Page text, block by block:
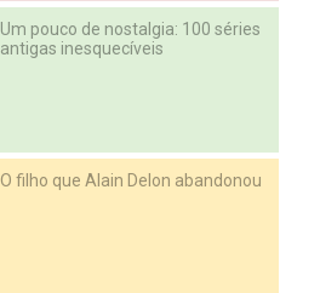
Um pouco de nostalgia: 100 séries
antigas inesquecíveis
O filho que Alain Delon abandonou